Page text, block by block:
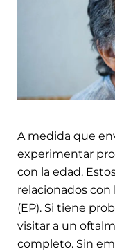
A medida que
experimentar
con la edad.
relacionados
(EP). Si tiene
visitar a un
completo. Sin